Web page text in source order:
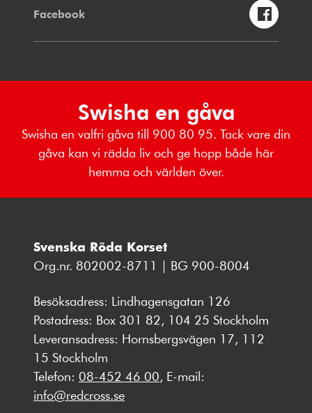
Facebook
Swisha en gåva
Swisha en valfri gåva till 900 80 95. Tack vare din
gåva kan vi rädda liv och ge hopp både här
hemma och världen över.
Svenska Röda Korset
Org.nr. 802002-8711 | BG 900-8004
Besöksadress: Lindhagensgatan 126
Postadress: Box 301 82, 104 25 Stockholm
Leveransadress: Hornsbergsvägen 17, 112
15 Stockholm
Telefon: 08-452 46 00, E-mail:
info@redcross.se